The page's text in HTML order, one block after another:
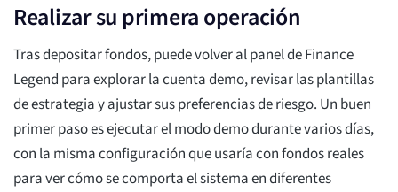
Realizar su primera operación
Tras depositar fondos, puede volver al panel de Finance
Legend para explorar la cuenta demo, revisar las plantillas
de estrategia y ajustar sus preferencias de riesgo. Un buen
primer paso es ejecutar el modo demo durante varios días,
con la misma configuración que usaría con fondos reales
para ver cómo se comporta el sistema en diferentes